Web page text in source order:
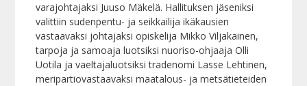
varajohtajaksi Juuso Mäkelä. Hallituksen jäseniksi
valittiin sudenpentu- ja seikkailija ikäkausien
vastaavaksi johtajaksi opiskelija Mikko Viljakainen,
tarpoja ja samoaja luotsiksi nuoriso-ohjaaja Olli
Uotila ja vaeltajaluotsiksi tradenomi Lasse Lehtinen,
meripartiovastaavaksi maatalous- ja metsätieteiden